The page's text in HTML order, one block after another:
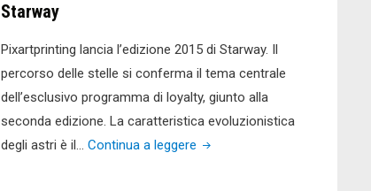
Starway
Pixartprinting lancia l’edizione 2015 di Starway. Il
percorso delle stelle si conferma il tema centrale
dell’esclusivo programma di loyalty, giunto alla
seconda edizione. La caratteristica evoluzionistica
degli astri è il… Continua a leggere "Pixartprinting